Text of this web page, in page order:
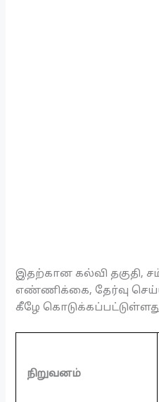
இதற்கான கல்வி தகுதி,
எண்ணிக்கை, தேர்வு
கீழே
நிறுவனம்